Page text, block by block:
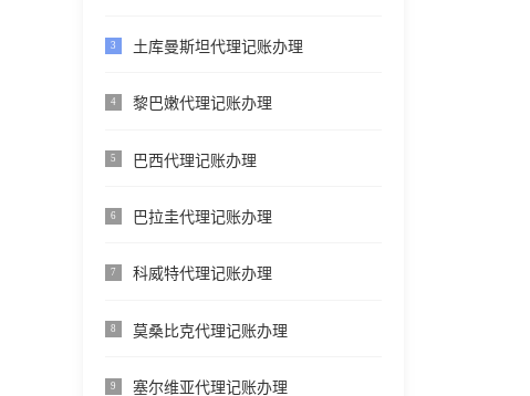
3 土库曼斯坦代理记账办理
4 黎巴嫩代理记账办理
5 巴西代理记账办理
6 巴拉圭代理记账办理
7 科威特代理记账办理
8 莫桑比克代理记账办理
9 塞尔维亚代理记账办理